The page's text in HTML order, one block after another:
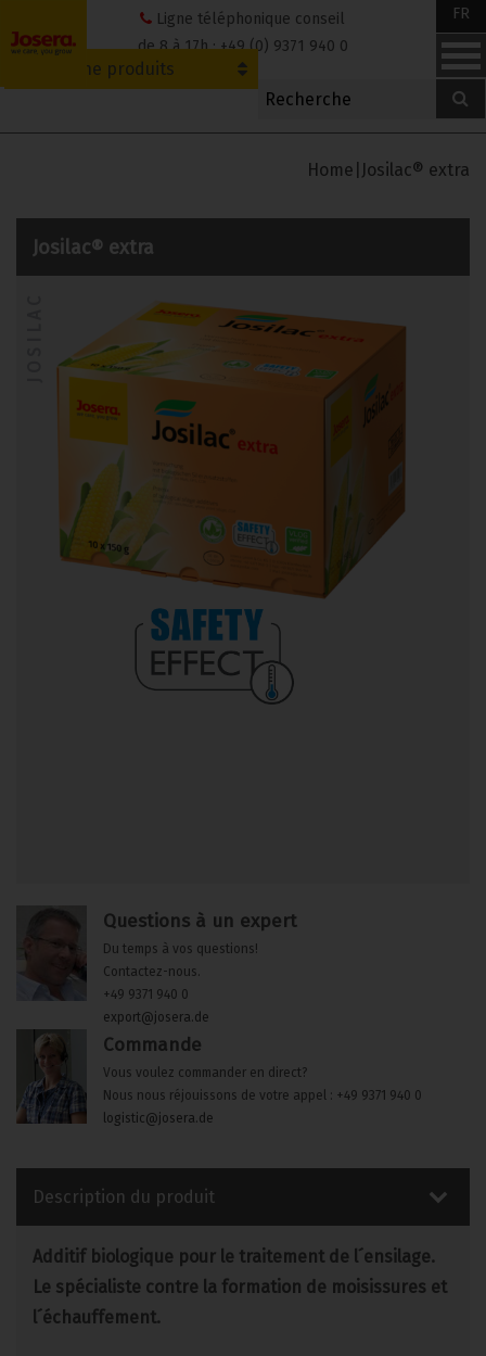
to
Ligne téléphonique conseil
de 8 à 17h : +49 (0) 9371 940 0
FR
Recherche produits
Home Josilac® extra
Josilac® extra
Questions à un expert
Du temps à vos questions!
Contactez-nous.
+49 9371 940 0
export@josera.de
Commande
Vous voulez commander en direct?
Nous nous réjouissons de votre appel : +49 9371 940 0
logistic@josera.de
Description du produit
Additif biologique pour le traitement de l´ensilage.
Le spécialiste contre la formation de moisissures et
l´échauffement.